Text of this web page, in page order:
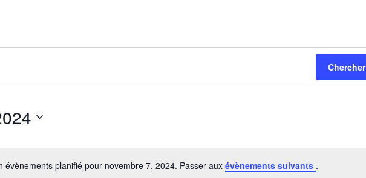
Notice
évènements planifié pour novembre 7, 2024. Passer aux évènements suivants .
Chercher